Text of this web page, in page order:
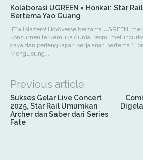
Kolaborasi UGREEN × Honkai: Star
Bertema Yao Guang
jiTrailblazers! HoYoverse bersama UGREEN,
konsumen terkemuka dunia, resmi
daya dan perlengkapan perjalanan bertema
Mengusung...
Previous article
Sukses Gelar Live Concert
2025, Star Rail Umumkan
Archer dan Saber dari Series
Fate